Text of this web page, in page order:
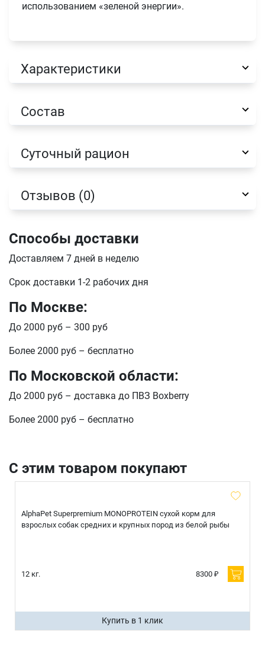
использованием «зеленой энергии».
Характеристики
Состав
Суточный рацион
Отзывов (0)
Способы доставки
Доставляем 7 дней в неделю
Срок доставки 1-2 рабочих дня
По Москве:
До 2000 руб – 300 руб
Более 2000 руб – бесплатно
По Московской области:
До 2000 руб – доставка до ПВЗ Boxberry
Более 2000 руб – бесплатно
С этим товаром покупают
AlphaPet Superpremium MONOPROTEIN сухой корм для
взрослых собак средних и крупных пород из белой рыбы
12 кг. 8300 ₽
Купить в 1 клик
Оформить заказ
Имя
отправить